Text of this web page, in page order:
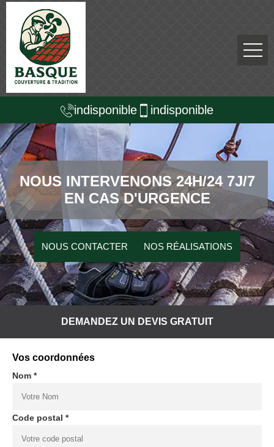
indisponible indisponible
NOUS INTERVENONS 24H/24 7J/7
EN CAS D'URGENCE
NOUS CONTACTER NOS RÉALISATIONS
DEMANDEZ UN DEVIS GRATUIT
Vos coordonnées
Nom *
Code postal *